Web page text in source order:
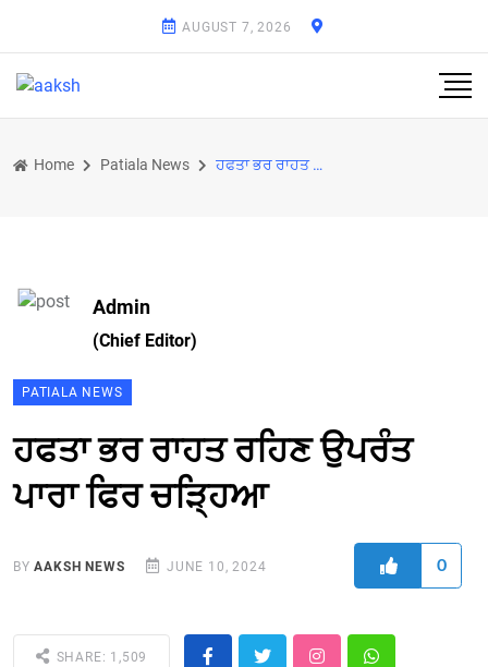
AUGUST 7, 2026
Home Patiala News ਹਫਤਾ ਭਰ ਰਾਹਤ ਰਹਿਣ ਉਪਰੰਤ ਪਾਰਾ ਫਿਰ ਚੜਿ੍ਹਆ
Admin
(Chief Editor)
PATIALA NEWS
ਹਫਤਾ ਭਰ ਰਾਹਤ ਰਹਿਣ ਉਪਰੰਤ
ਪਾਰਾ ਫਿਰ ਚੜਿ੍ਹਆ
BYAAKSH NEWS JUNE 10, 2024 0
SHARE: 1,509